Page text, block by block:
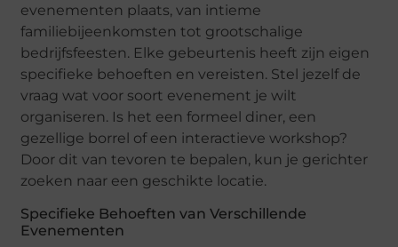
evenementen plaats, van intieme
familiebijeenkomsten tot grootschalige
bedrijfsfeesten. Elke gebeurtenis heeft zijn eigen
specifieke behoeften en vereisten. Stel jezelf de
vraag wat voor soort evenement je wilt
organiseren. Is het een formeel diner, een
gezellige borrel of een interactieve workshop?
Door dit van tevoren te bepalen, kun je gerichter
zoeken naar een geschikte locatie.
Specifieke Behoeften van Verschillende
Evenementen